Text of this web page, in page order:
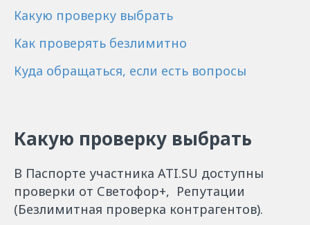
Какую проверку выбрать
Как проверять безлимитно
Куда обращаться, если есть вопросы
Какую проверку выбрать
В Паспорте участника ATI.SU доступны
проверки от Светофор+, Репутации
(Безлимитная проверка контрагентов).